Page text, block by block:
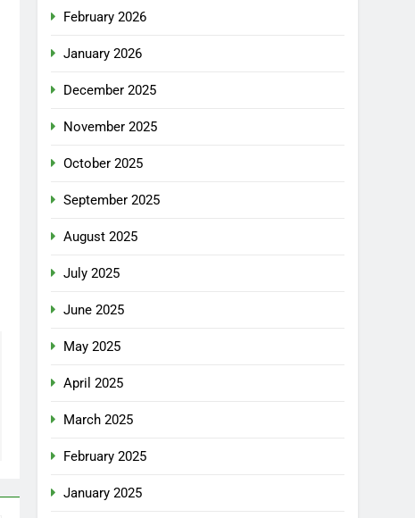
February 2026
January 2026
December 2025
November 2025
October 2025
September 2025
August 2025
July 2025
June 2025
May 2025
April 2025
March 2025
February 2025
January 2025